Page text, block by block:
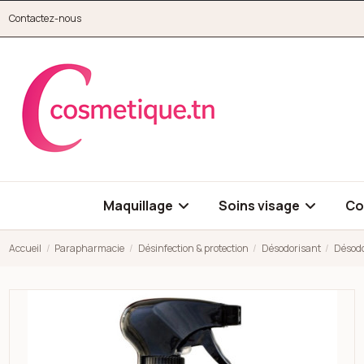
Contactez-nous
Maquillage Soins visage
Accueil Parapharmacie Désinfection & protection Désodorisant
Open high resolution image of Désodorisant très puissant
Open high resolution image of Désodorisant très puissant